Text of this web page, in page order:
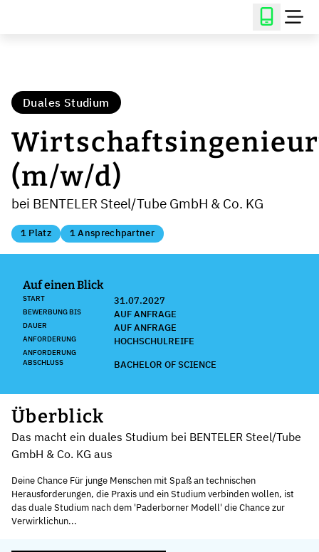
Duales Studium
(m/w/d)
bei BENTELER Steel/Tube GmbH & Co. KG
1 Platz 1 Ansprechpartner
Auf einen Blick
START 31.07.2027
BEWERBUNG BIS AUF ANFRAGE
DAUER AUF ANFRAGE
ANFORDERUNG HOCHSCHULREIFE
ANFORDERUNG
ABSCHLUSS
BACHELOR OF SCIENCE
Überblick
Das macht ein duales Studium bei BENTELER Steel/Tube
GmbH & Co. KG aus
Deine Chance Für junge Menschen mit Spaß an technischen
Herausforderungen, die Praxis und ein Studium verbinden wollen, ist
das duale Studium nach dem 'Paderborner Modell' die Chance zur
Verwirklichun...